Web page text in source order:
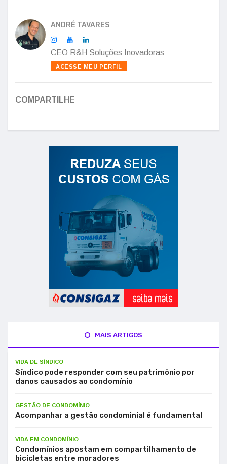
ANDRÉ TAVARES
CEO R&H Soluções Inovadoras
ACESSE MEU PERFIL
COMPARTILHE
MAIS ARTIGOS
VIDA DE SÍNDICO
Síndico pode responder com seu patrimônio por
danos causados ao condomínio
GESTÃO DE CONDOMÍNIO
Acompanhar a gestão condominial é fundamental
VIDA EM CONDOMÍNIO
Condomínios apostam em compartilhamento de
bicicletas entre moradores